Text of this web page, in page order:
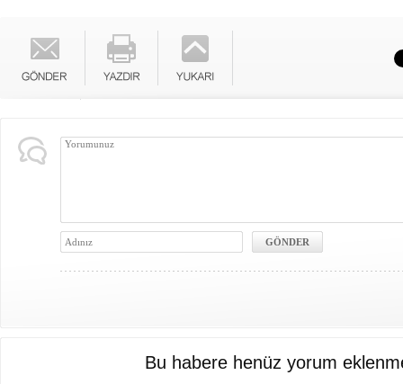
Bu habere henüz yorum